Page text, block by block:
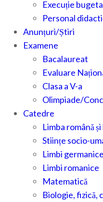
Execuție
Personal
Anunțuri/Știri
Examene
Bacalaureat
Evaluare
Clasa a V-a
Olimpiade/
Catedre
Limba română
Stiințe socio-
Limbi germanice
Limbi romanice
Matematică
Biologie, fizică,